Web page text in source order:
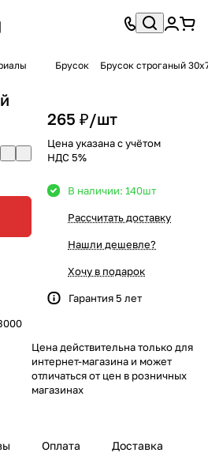
Брусок Брусок строганый
265 ₽/шт
Цена указана с учётом
НДС 5%
В наличии: 140шт
Рассчитать доставку
Нашли дешевле?
Хочу в подарок
Гарантия 5 лет
Цена действительна только для
интернет-магазина и может
отличаться от цен в розничных
магазинах
Оплата Доставка